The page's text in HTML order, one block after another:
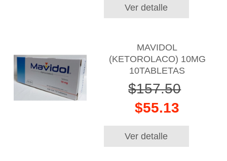
Ver detalle
MAVIDOL
(KETOROLACO) 10MG
10TABLETAS
$157.50
$55.13
Ver detalle